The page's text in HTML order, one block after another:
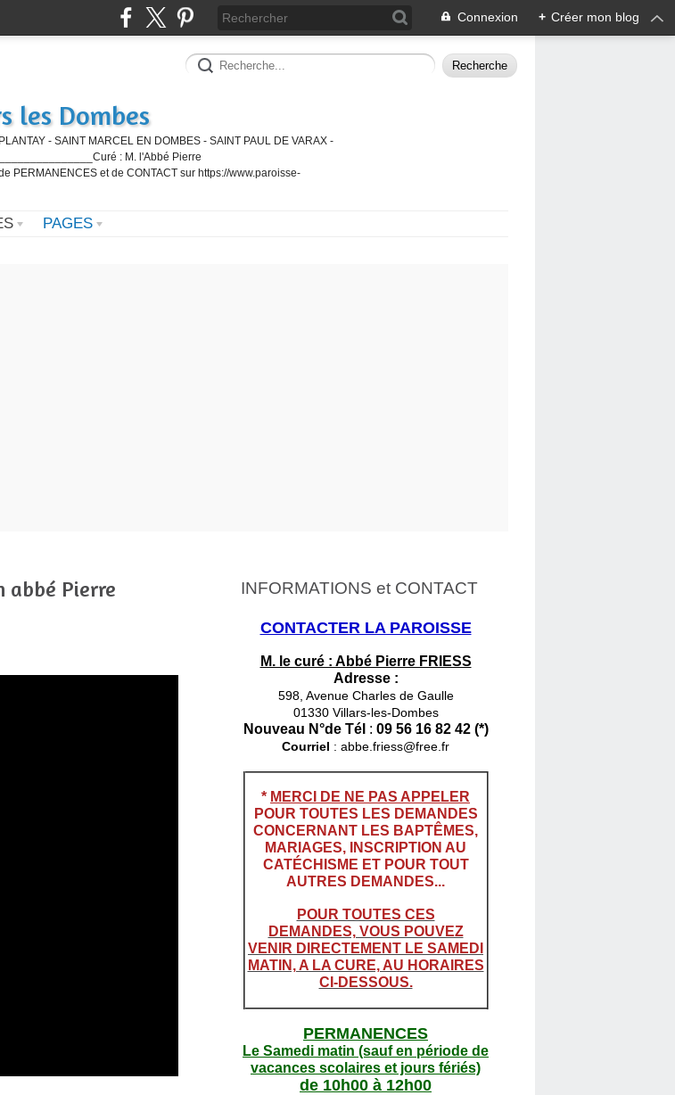
Connexion + Créer mon blog
les Dombes
- SAINT MARCEL EN DOMBES - SAINT PAUL DE VARAX -
: M. l'Abbé Pierre
PERMANENCES et de CONTACT sur https://www.paroisse-
PAGES
abbé Pierre
INFORMATIONS et CONTACT
CONTACTER LA PAROISSE
M. le curé : Abbé Pierre FRIESS
Adresse :
598, Avenue Charles de Gaulle
01330 Villars-les-Dombes
Nouveau N°de Tél : 09 56 16 82 42 (*)
Courriel : abbe.friess@free.fr
* MERCI DE NE PAS APPELER
POUR TOUTES LES DEMANDES
CONCERNANT LES BAPTÊMES,
MARIAGES, INSCRIPTION AU
CATÉCHISME ET POUR TOUT
AUTRES DEMANDES...
POUR TOUTES CES
DEMANDES, VOUS POUVEZ
VENIR DIRECTEMENT LE SAMEDI
MATIN, A LA CURE, AU HORAIRES
CI-DESSOUS.
PERMANENCES
Le Samedi matin (sauf en période de
vacances scolaires et jours fériés)
de 10h00 à 12h00